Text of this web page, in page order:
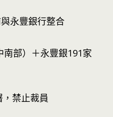
永豐銀行整合
南部）＋永豐銀191家
禁止裁員